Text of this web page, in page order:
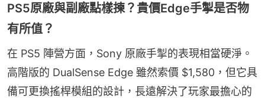
PS5原廠與副廠點樣揀？貴價Edge手掣是否物
有所值？
在 PS5 陣營方面，Sony 原廠手掣的表現相當硬淨。
高階版的 DualSense Edge 雖然索價 $1,580，但它具
備可更換搖桿模組的設計，長遠解決了玩家最擔心的